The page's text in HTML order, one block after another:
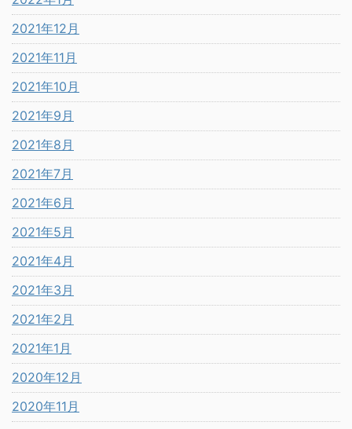
2021年12月
2021年11月
2021年10月
2021年9月
2021年8月
2021年7月
2021年6月
2021年5月
2021年4月
2021年3月
2021年2月
2021年1月
2020年12月
2020年11月